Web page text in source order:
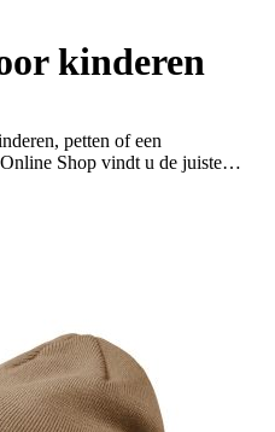
kinderen
petten of een
Shop vindt u de juiste